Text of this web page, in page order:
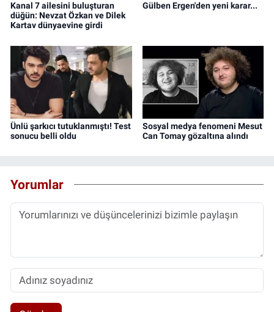
Kanal 7 ailesini buluşturan
düğün: Nevzat Özkan ve Dilek
Kartav dünyaevine girdi
Gülben Ergen'den yeni karar...
Ünlü şarkıcı tutuklanmıştı! Test
sonucu belli oldu
Sosyal medya fenomeni Mesut
Can Tomay gözaltına alındı
Yorumlar